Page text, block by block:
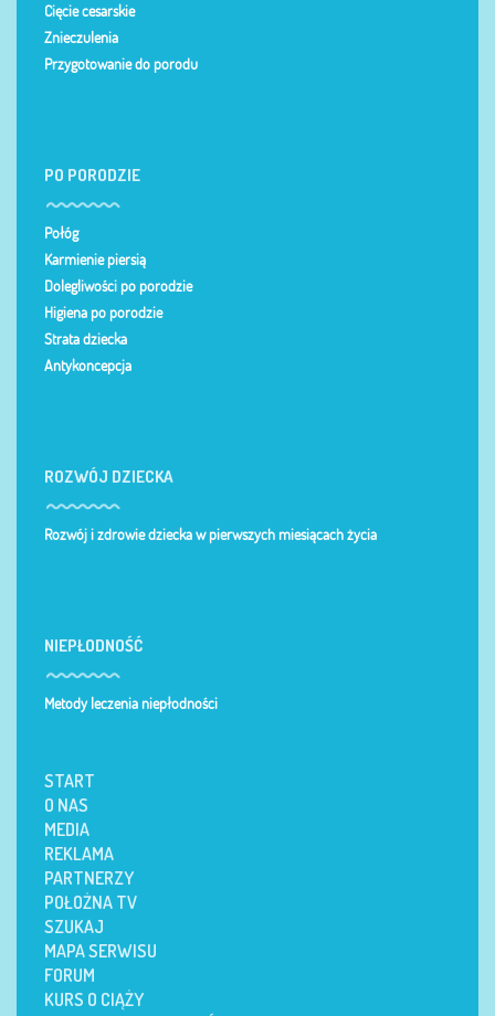
Cięcie cesarskie
Znieczulenia
Przygotowanie do porodu
PO PORODZIE
Połóg
Karmienie piersią
Dolegliwości po porodzie
Higiena po porodzie
Strata dziecka
Antykoncepcja
ROZWÓJ DZIECKA
Rozwój i zdrowie dziecka w pierwszych miesiącach życia
NIEPŁODNOŚĆ
Metody leczenia niepłodności
START
O NAS
MEDIA
REKLAMA
PARTNERZY
POŁOŻNA TV
SZUKAJ
MAPA SERWISU
FORUM
KURS O CIĄŻY